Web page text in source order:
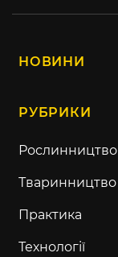
НОВИНИ
РУБРИКИ
Рослинництво
Тваринництво
Практика
Технології